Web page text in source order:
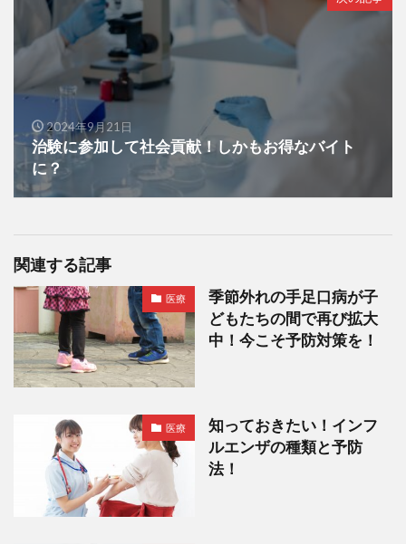
2024年9月21日
治験に参加して社会貢献！しかもお得なバイト
に？
関連する記事
医療
季節外れの手足口病が子
どもたちの間で再び拡大
中！今こそ予防対策を！
医療
知っておきたい！インフ
ルエンザの種類と予防
法！